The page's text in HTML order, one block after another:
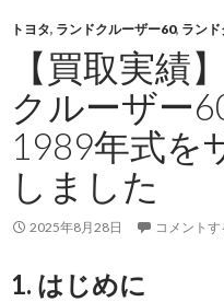
ラ
ウ
ィ
へ
輸
出
し
ま
た
トヨタ, ランドクルーザー60, ラン
【買取実績
クルーザー
1989年式を
しました
2025年8月28日 コメントす
1. はじめに